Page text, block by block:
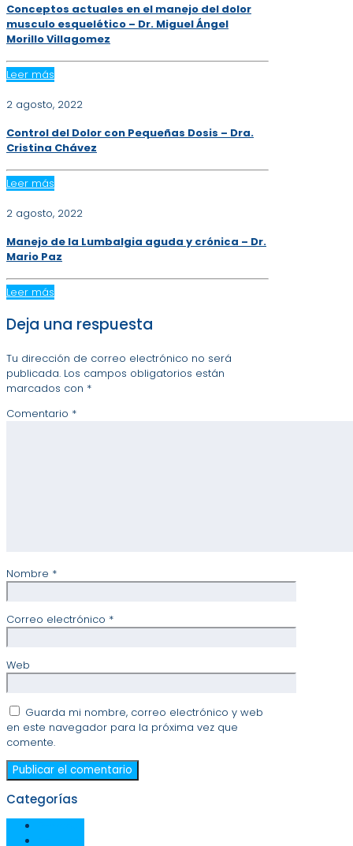
Conceptos actuales en el manejo del dolor
musculo esquelético – Dr. Miguel Ángel
Morillo Villagomez
Leer más
2 agosto, 2022
Control del Dolor con Pequeñas Dosis – Dra.
Cristina Chávez
Leer más
2 agosto, 2022
Manejo de la Lumbalgia aguda y crónica – Dr.
Mario Paz
Leer más
Deja una respuesta
Tu dirección de correo electrónico no será
publicada. Los campos obligatorios están
marcados con *
Comentario *
Nombre *
Correo electrónico *
Web
Guarda mi nombre, correo electrónico y web
en este navegador para la próxima vez que
comente.
Categorías